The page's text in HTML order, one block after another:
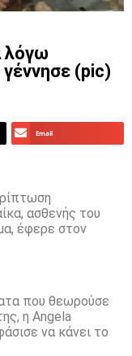
λόγω
γέννησε (pic)
Email
ασθενής του
έφερε στον
που θεωρούσε
η Angela
να κάνει το